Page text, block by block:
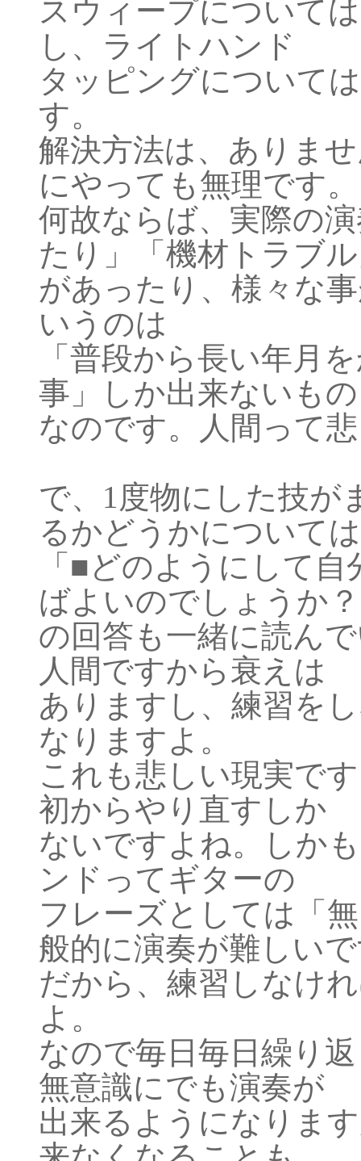
スウィープについて
し、ライトハンド
タッピングについて
す。
解決方法は、ありま
にやっても無理です。
何故ならば、実際の
たり」「機材トラブ
があったり、様々な
いうのは
「普段から長い年月
事」しか出来ないもの
なのです。人間って
で、1度物にした技が
るかどうかについて
「■どのようにして
ばよいのでしょうか
の回答も一緒に読ん
人間ですから衰えは
ありますし、練習を
なりますよ。
これも悲しい現実で
初からやり直すしか
ないですよね。しか
ンドってギターの
フレーズとしては「
般的に演奏が難しい
だから、練習しなけ
よ。
なので毎日毎日繰り
無意識にでも演奏が
出来るようになりま